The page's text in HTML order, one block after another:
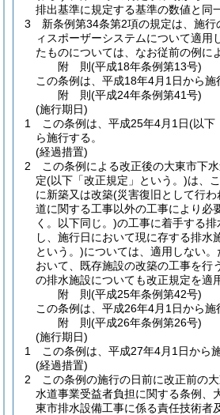
排出基準に規定する基準の数値と同
3
新条例第34条第2項の規定は、施
ィスポーザーシステムについて適用
たものについては、なお従前の例に
附 則(平成18年条例第13号)
この条例は、平成18年4月1日から施
附 則(平成24年条例第41号)
(施行期日)
1
この条例は、平成25年4月1日(以下
ら施行する。
(経過措置)
2
この条例による改正後の大東市下
定(以下「改正規定」という。)は、
に新築又は改築(災害復旧として行
道に関する工事以外の工事により必
く。以下同じ。)の工事に着手する
し、施行日において現に存する排水
という。)については、適用しない。
おいて、既存施設の改築の工事を行
の排水施設についても改正規定を適
附 則(平成25年条例第42号)
この条例は、平成26年4月1日から施
附 則(平成26年条例第26号)
(施行期日)
1
この条例は、平成27年4月1日から
(経過措置)
2
この条例の施行の日前に改正前の
水道事業受益者負担に関する条例、
東市排水設備工事に係る責任技術者